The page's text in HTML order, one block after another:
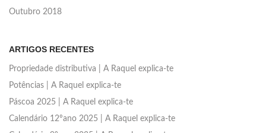
Outubro 2018
ARTIGOS RECENTES
Propriedade distributiva | A Raquel explica-te
Potências | A Raquel explica-te
Páscoa 2025 | A Raquel explica-te
Calendário 12ºano 2025 | A Raquel explica-te